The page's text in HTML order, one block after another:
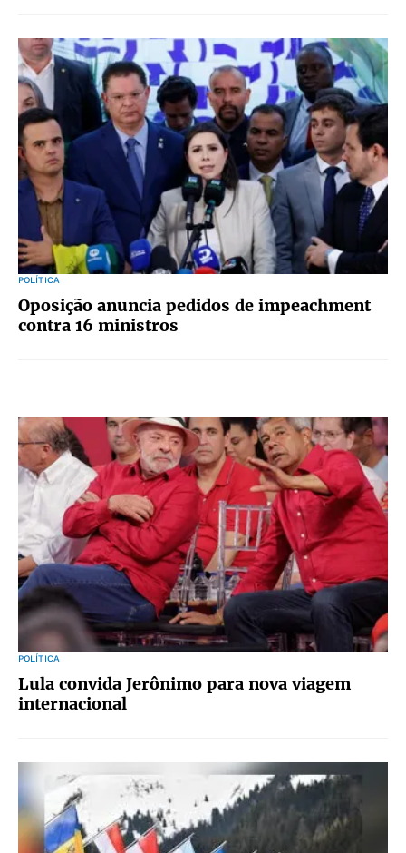
POLÍTICA
Oposição anuncia pedidos de impeachment
contra 16 ministros
POLÍTICA
Lula convida Jerônimo para nova viagem
internacional